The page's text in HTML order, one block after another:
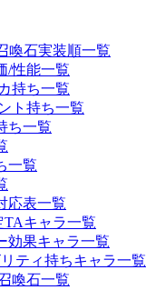
喚石実装順一覧
/性能一覧
持ち一覧
ト持ち一覧
ち一覧
一覧
応表一覧
キャラ一覧
効果キャラ一覧
ティ持ちキャラ一覧
喚石一覧